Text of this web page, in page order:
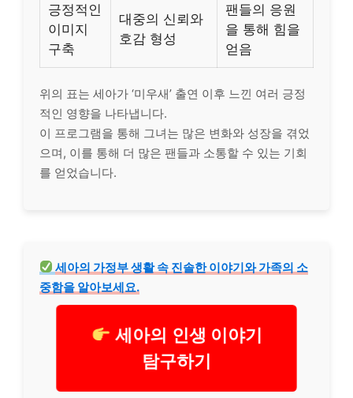
긍정적인
이미지
구축
대중의 신뢰와
호감 형성
팬들의 응원
을 통해 힘을
얻음
위의 표는 세아가 ‘미우새’ 출연 이후 느낀 여러 긍정
적인 영향을 나타냅니다.
이 프로그램을 통해 그녀는 많은 변화와 성장을 겪었
으며, 이를 통해 더 많은 팬들과 소통할 수 있는 기회
를 얻었습니다.
세아의 가정부 생활 속 진솔한 이야기와 가족의 소
중함을 알아보세요.
세아의 인생 이야기
탐구하기